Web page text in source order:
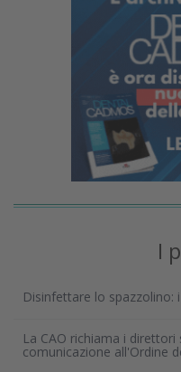
I
Disinfettare lo spazzolino:
La CAO richiama i
comunicazione all'Ordine